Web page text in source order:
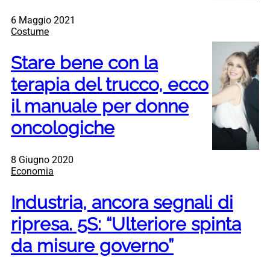
6 Maggio 2021
Costume
Stare bene con la
terapia del trucco, ecco
il manuale per donne
oncologiche
8 Giugno 2020
Economia
Industria, ancora segnali di
ripresa. 5S: “Ulteriore spinta
da misure governo”